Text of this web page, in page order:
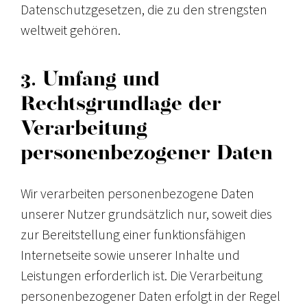
Datenschutzgesetzen, die zu den strengsten
weltweit gehören.
3. Umfang und
Rechtsgrundlage der
Verarbeitung
personenbezogener Daten
Wir verarbeiten personenbezogene Daten
unserer Nutzer grundsätzlich nur, soweit dies
zur Bereitstellung einer funktionsfähigen
Internetseite sowie unserer Inhalte und
Leistungen erforderlich ist. Die Verarbeitung
personenbezogener Daten erfolgt in der Regel